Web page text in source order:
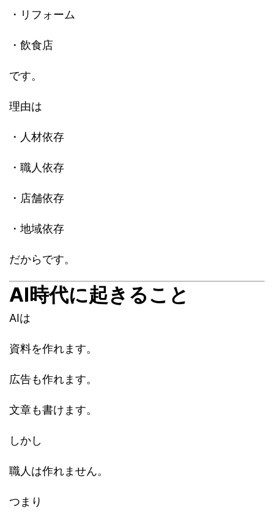
・リフォーム
・飲食店
です。
理由は
・人材依存
・職人依存
・店舗依存
・地域依存
だからです。
AI時代に起きること
AIは
資料を作れます。
広告も作れます。
文章も書けます。
しかし
職人は作れません。
つまり